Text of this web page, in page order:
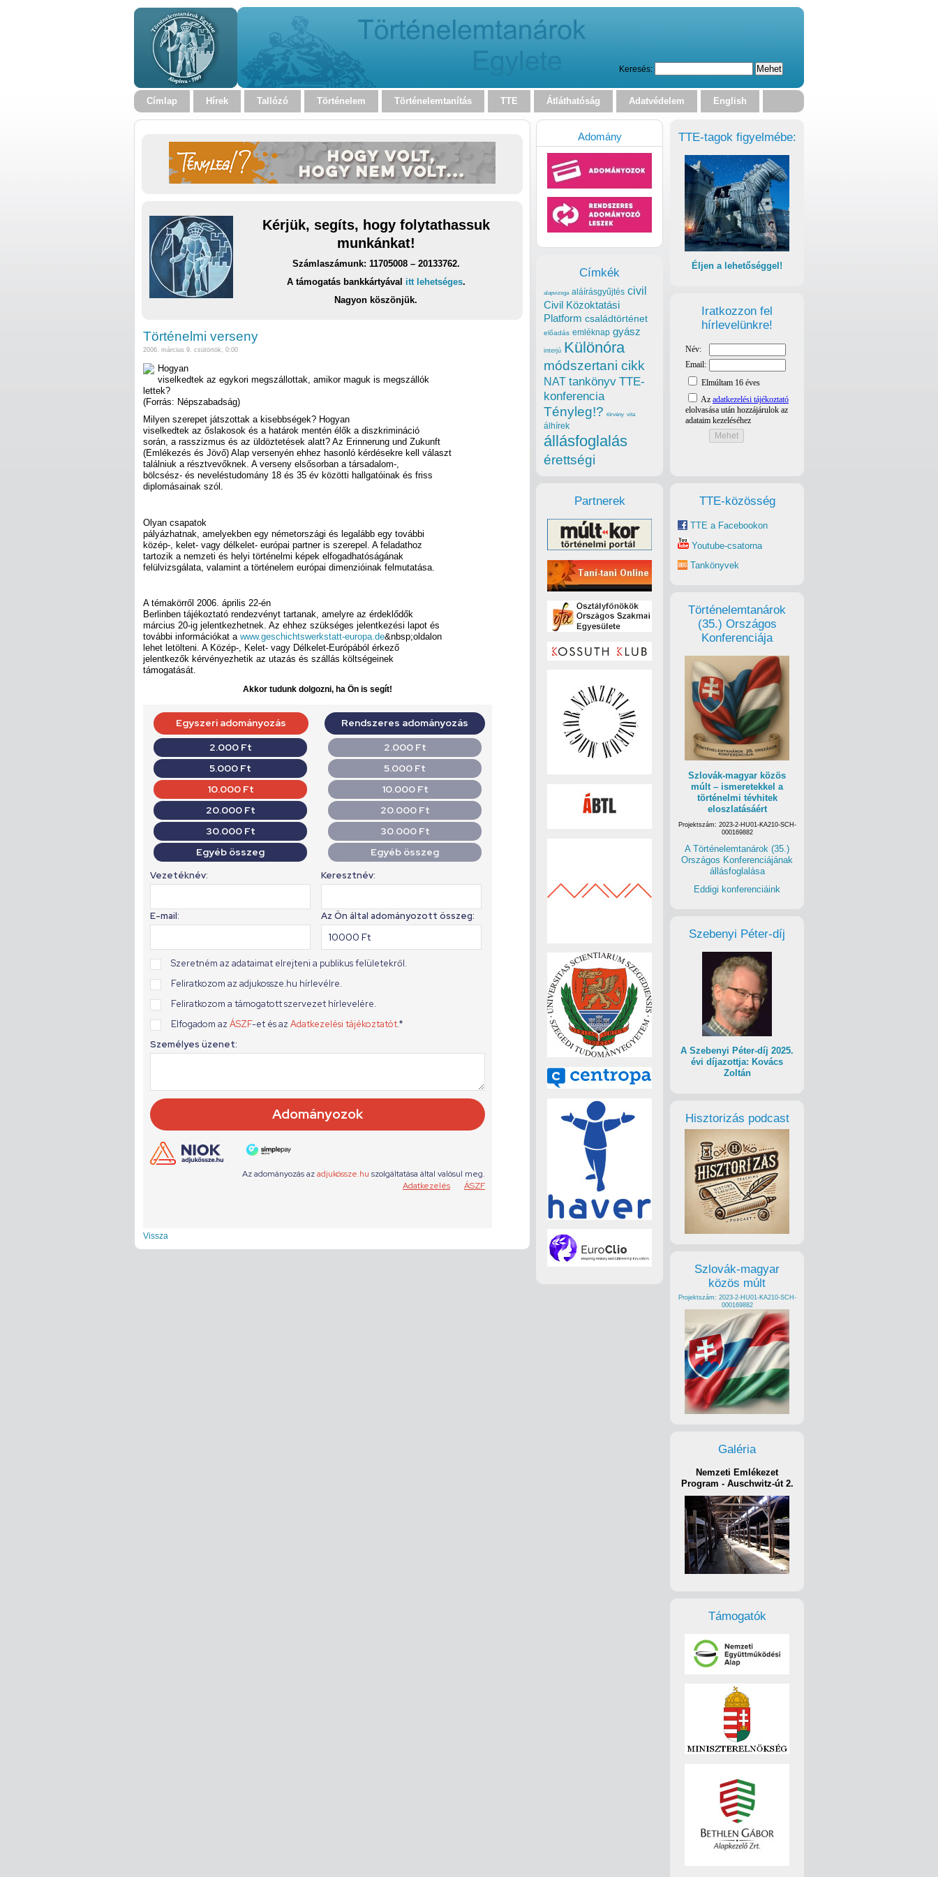
Keresés:
Címlap Hírek Tallózó Történelem Történelemtanítás TTE Átláthatóság Adatvédelem English
Kérjük, segíts, hogy folytathassuk
munkánkat!
Számlaszámunk: 11705008 – 20133762.
A támogatás bankkártyával itt lehetséges.
Nagyon köszönjük.
Történelmi verseny
2006. március 9. csütörtök, 0:00
Hogyan
viselkedtek az egykori megszállottak, amikor maguk is megszállók
lettek?
(Forrás: Népszabadság)
Milyen szerepet játszottak a kisebbségek? Hogyan
viselkedtek az őslakosok és a határok mentén élők a diszkrimináció
során, a rasszizmus és az üldöztetések alatt? Az Erinnerung und Zukunft
(Emlékezés és Jövő) Alap versenyén ehhez hasonló kérdésekre kell választ
találniuk a résztvevőknek. A verseny elsősorban a társadalom-,
bölcsész- és neveléstudomány 18 és 35 év közötti hallgatóinak és friss
diplomásainak szól.
Olyan csapatok
pályázhatnak, amelyekben egy németországi és legalább egy további
közép-, kelet- vagy délkelet- európai partner is szerepel. A feladathoz
tartozik a nemzeti és helyi történelmi képek elfogadhatóságának
felülvizsgálata, valamint a történelem európai dimenzióinak felmutatása.
A témakörről 2006. április 22-én
Berlinben tájékoztató rendezvényt tartanak, amelyre az érdeklődők
március 20-ig jelentkezhetnek. Az ehhez szükséges jelentkezési lapot és
további információkat a www.geschichtswerkstatt-europa.de&nbsp;oldalon
lehet letölteni. A Közép-, Kelet- vagy Délkelet-Európából érkező
jelentkezők kérvényezhetik az utazás és szállás költségeinek
támogatását.
Akkor tudunk dolgozni, ha Ön is segít!
Vissza
TTE-tagok figyelmébe:
Éljen a lehetőséggel!
Iratkozzon fel
hírlevelünkre!
TTE-közösség
TTE a Facebookon
Youtube-csatorna
Tankönyvek
Történelemtanárok
(35.) Országos
Konferenciája
Szlovák-magyar közös
múlt – ismeretekkel a
történelmi tévhitek
eloszlatásáért
Projektszám: 2023-2-HU01-KA210-SCH-
000169882
A Történelemtanárok (35.)
Országos Konferenciájának
állásfoglalása
Eddigi konferenciáink
Szebenyi Péter-díj
A Szebenyi Péter-díj 2025.
évi díjazottja: Kovács
Zoltán
Hisztorizás podcast
Szlovák-magyar
közös múlt
Projektszám: 2023-2-HU01-KA210-SCH-
000169882
Galéria
Nemzeti Emlékezet
Program - Auschwitz-út 2.
Támogatók
Adomány
Címkék
alapvizsga aláírásgyűjtés civil
Civil Közoktatási
Platform családtörténet
előadás emléknap gyász
interjú Különóra
módszertani cikk
NAT tankönyv TTE-
konferencia
Tényleg!? törvény vita
álhírek
állásfoglalás
érettségi
Partnerek